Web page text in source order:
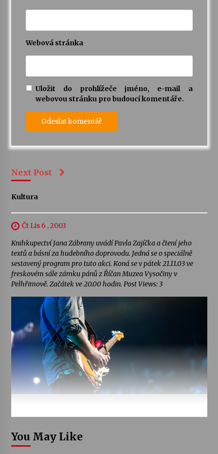
Webová stránka
Uložit do prohlížeče jméno, e-mail a
webovou stránku pro budoucí komentáře.
Next Post
Kultura
Čt Lis 6 , 2003
Knihkupectví Jana Zábrany uvádí Pavla Zajíčka a čtení jeho
textů a básní za hudebního doprovodu. Jedná se o speciálně
sestavený program pro tuto akci. Koná se v pátek 21.11.03 ve
freskovém sále zámku pánů z Říčan Muzea Vysočiny v
Pelhřimově. Začátek ve 20.00 hodin. Post Views: 3
You May Like